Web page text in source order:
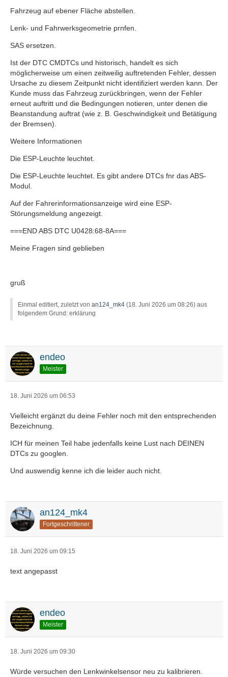
Fahrzeug auf ebener Fläche abstellen.
Lenk- und Fahrwerksgeometrie prnfen.
SAS ersetzen.
Ist der DTC CMDTCs und historisch, handelt es sich
möglicherweise um einen zeitweilig auftretenden Fehler, dessen
Ursache zu diesem Zeitpunkt nicht identifiziert werden kann. Der
Kunde muss das Fahrzeug zurückbringen, wenn der Fehler
erneut auftritt und die Bedingungen notieren, unter denen die
Beanstandung auftrat (wie z. B. Geschwindigkeit und Betätigung
der Bremsen).
Weitere Informationen
Die ESP-Leuchte leuchtet.
Die ESP-Leuchte leuchtet. Es gibt andere DTCs fnr das ABS-
Modul.
Auf der Fahrerinformationsanzeige wird eine ESP-
Störungsmeldung angezeigt.
===END ABS DTC U0428:68-8A===
Meine Fragen sind geblieben
gruß
Einmal editiert, zuletzt von an124_mk4 (18. Juni 2026 um 08:26) aus
folgendem Grund: erklärung
endeo
Meister
18. Juni 2026 um 06:53
Vielleicht ergänzt du deine Fehler noch mit den entsprechenden
Bezeichnung.
ICH für meinen Teil habe jedenfalls keine Lust nach DEINEN
DTCs zu googlen.
Und auswendig kenne ich die leider auch nicht.
an124_mk4
Fortgeschrittener
18. Juni 2026 um 09:15
text angepasst
endeo
Meister
18. Juni 2026 um 09:30
Würde versuchen den Lenkwinkelsensor neu zu kalibrieren.